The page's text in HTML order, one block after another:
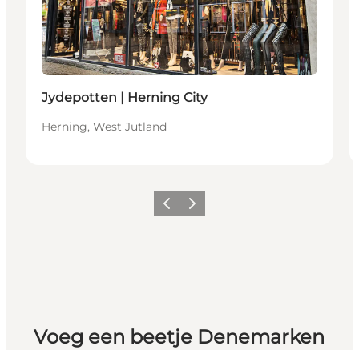
Jydepotten | Herning City
Herning, West Jutland
Vorige Volgende
Voeg een beetje Denemarken